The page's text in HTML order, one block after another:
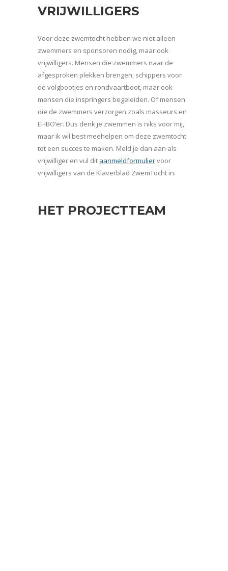
VRIJWILLIGERS
Voor deze zwemtocht hebben we niet alleen
zwemmers en sponsoren nodig, maar ook
vrijwilligers. Mensen die zwemmers naar de
afgesproken plekken brengen, schippers voor
de volgbootjes en rondvaartboot, maar ook
mensen die inspringers begeleiden. Of mensen
die de zwemmers verzorgen zoals masseurs en
EHBO’er. Dus denk je zwemmen is niks voor mij,
maar ik wil best meehelpen om deze zwemtocht
tot een succes te maken. Meld je dan aan als
vrijwilliger en vul dit aanmeldformuliervoor
vrijwilligers van de Klaverblad ZwemTocht in.
HET PROJECTTEAM